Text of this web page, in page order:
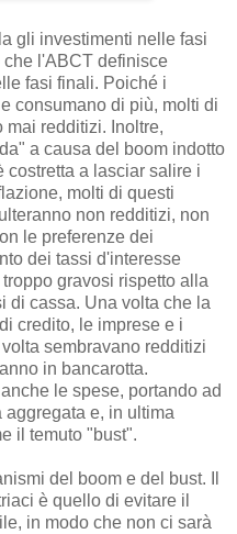
gli investimenti nelle fasi
l'ABCT definisce
fasi finali. Poiché i
consumano di più, molti di
redditizi. Inoltre,
a causa del boom indotto
costretta a lasciar salire i
molti di questi
non redditizi, non
le preferenze dei
dei tassi d'interesse
gravosi rispetto alla
di cassa. Una volta che la
credito, le imprese e i
sembravano redditizi
in bancarotta.
le spese, portando ad
e, in ultima
il temuto "bust".
del boom e del bust. Il
è quello di evitare il
in modo che non ci sarà